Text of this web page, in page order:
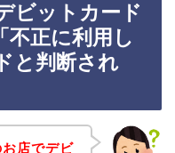
ビットカード
不正に利用し
と判断され
店でデビ